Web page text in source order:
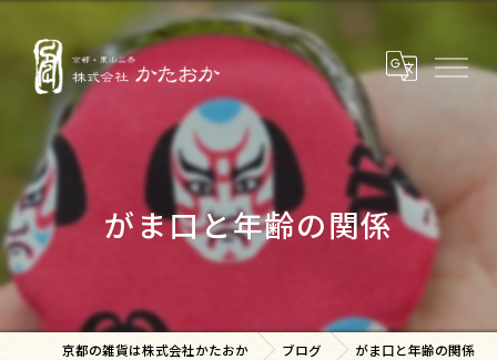
がま口と年齢の関係
京都の雑貨は株式会社かたおか ブログ がま口と年齢の関係